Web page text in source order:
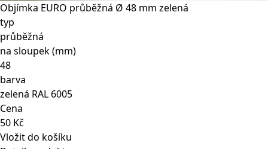
Objímka EURO průběžná Ø 48 mm zelená
typ
průběžná
na sloupek (mm)
48
barva
zelená RAL 6005
Cena
50 Kč
Vložit do košíku